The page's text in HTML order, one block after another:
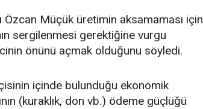
Özcan Müçük üretimin aksamaması için
sergilenmesi gerektiğine vurgu
önünü açmak olduğunu söyledi.
içinde bulunduğu ekonomik
(kuraklık, don vb.) ödeme güçlüğü